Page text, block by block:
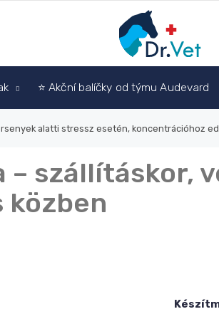
⭐ Akční balíčky od týmu Audevard
alatti stressz esetén, koncentrációhoz
– szállításkor,
közben